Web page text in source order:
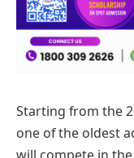
Starting from the
one of the oldest